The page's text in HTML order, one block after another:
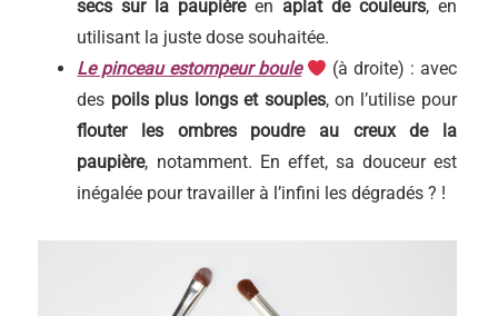
secs sur la paupièreen aplat de couleurs, en
utilisant la juste dose souhaitée.
Le pinceau estompeur boule
(à droite) : avec
des poils plus longs et souples, on l’utilise pour
flouter les ombres poudre au creux de la
paupière, notamment. En effet, sa douceur est
inégalée pour travailler à l’infini les dégradés ? !